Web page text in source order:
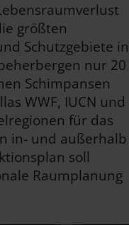
größten
Schutzgebiete in
nur 20
Schimpansen
WWF, IUCN und
für das
in- und außerhalb
soll
Raumplanung